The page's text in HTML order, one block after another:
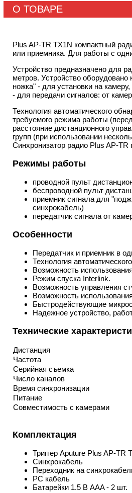
О ТОВАРЕ
Plus AP-TR TX1N компактный
или приемника. Для работы с
Устройство предназначено для
метров. Устройство
ножка" - для установки на
- для передачи сигналов: от
Технология автоматического
требуемого режима работы
расстояние дистанционного
групп (при использовании
Синхронизатор радио Plus AP-TR
Режимы работы
проводной пульт
беспроводной пульт
приемник сигнала для
синхрокабель)
передатчик сигнала от
Особенности
Передатчик и приемник в
Технология
Возможность
Режим спуска Interlink.
Возможность управления
Возможность
Быстродействующие
Надежное устройство,
Технические
Дистанция
Частота
Серийная съемка
Число каналов
Время синхронизации
Питание
Совместимость с камерами
Комплектация
Триггер Aputure Plus AP-TR
Синхрокабель
Переходник на
PC кабель
Батарейки 1.5 В AAA - 2 шт.